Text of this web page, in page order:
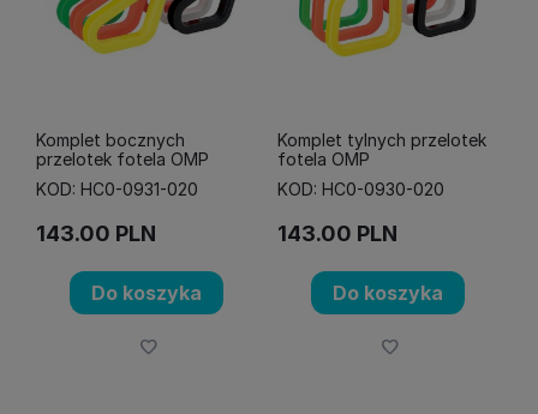
Komplet bocznych
przelotek fotela OMP
KOD: HC0-0931-020
143.00 PLN
Do koszyka
Komplet tylnych przelotek
fotela OMP
KOD: HC0-0930-020
143.00 PLN
Do koszyka